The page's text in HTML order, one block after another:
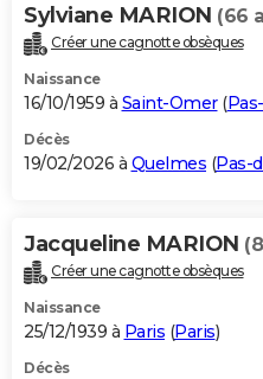
Sylviane MARION (66
Créer une cagnotte obsèques
Naissance
16/10/1959 à Saint-Omer(
Décès
19/02/2026 à Quelmes (Pas-
Jacqueline MARION
Créer une cagnotte obsèques
Naissance
25/12/1939 à Paris (Paris)
Décès